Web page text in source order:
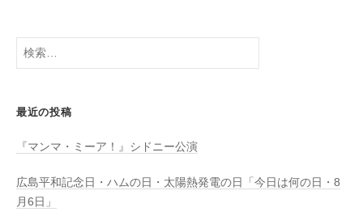
検
索:
最近の投稿
『マンマ・ミーア！』シドニー公演
広島平和記念日・ハムの日・太陽熱発電の日「今日は何の日・8
月6日」